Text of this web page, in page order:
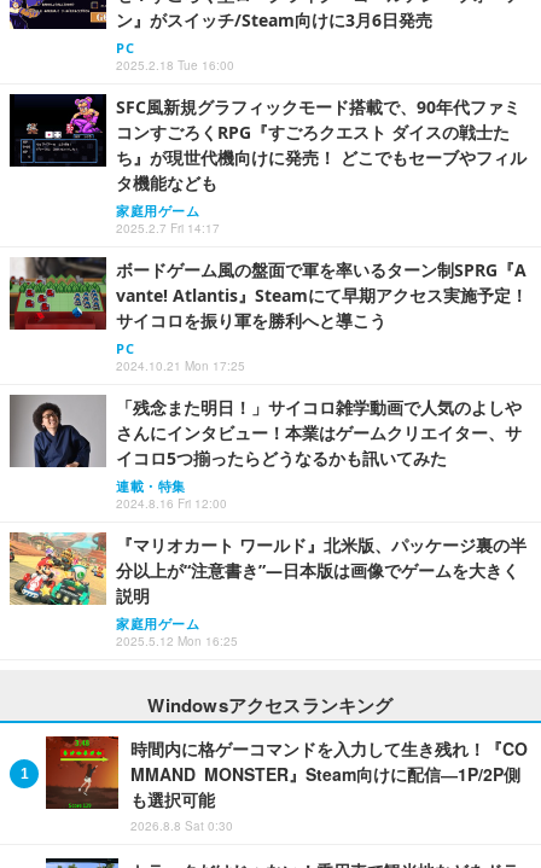
ン』がスイッチ/Steam向けに3月6日発売
PC
2025.2.18 Tue 16:00
SFC風新規グラフィックモード搭載で、90年代ファミ
コンすごろくRPG『すごろクエスト ダイスの戦士た
ち』が現世代機向けに発売！ どこでもセーブやフィル
タ機能なども
家庭用ゲーム
2025.2.7 Fri 14:17
ボードゲーム風の盤面で軍を率いるターン制SPRG『A
vante! Atlantis』Steamにて早期アクセス実施予定！
サイコロを振り軍を勝利へと導こう
PC
2024.10.21 Mon 17:25
「残念また明日！」サイコロ雑学動画で人気のよしや
さんにインタビュー！本業はゲームクリエイター、サ
イコロ5つ揃ったらどうなるかも訊いてみた
連載・特集
2024.8.16 Fri 12:00
『マリオカート ワールド』北米版、パッケージ裏の半
分以上が“注意書き”―日本版は画像でゲームを大きく
説明
家庭用ゲーム
2025.5.12 Mon 16:25
Windowsアクセスランキング
時間内に格ゲーコマンドを入力して生き残れ！『CO
MMAND MONSTER』Steam向けに配信―1P/2P側
も選択可能
2026.8.8 Sat 0:30